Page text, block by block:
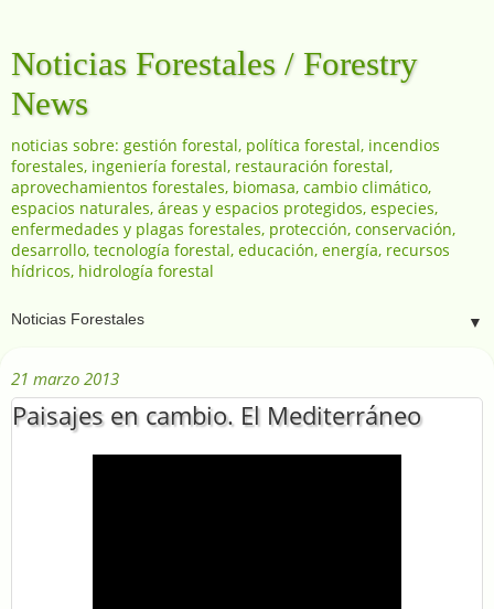
Noticias Forestales / Forestry
News
noticias sobre: gestión forestal, política forestal, incendios
forestales, ingeniería forestal, restauración forestal,
aprovechamientos forestales, biomasa, cambio climático,
espacios naturales, áreas y espacios protegidos, especies,
enfermedades y plagas forestales, protección, conservación,
desarrollo, tecnología forestal, educación, energía, recursos
hídricos, hidrología forestal
▼
21 marzo 2013
Paisajes en cambio. El Mediterráneo